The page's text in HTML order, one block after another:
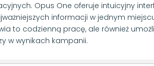
Opus One oferuje intuicyjny
informacji w jednym
to codzienną pracę, ale również
w wynikach kampanii.